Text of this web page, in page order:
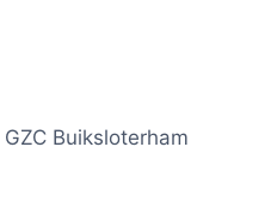
GZC Buiksloterham